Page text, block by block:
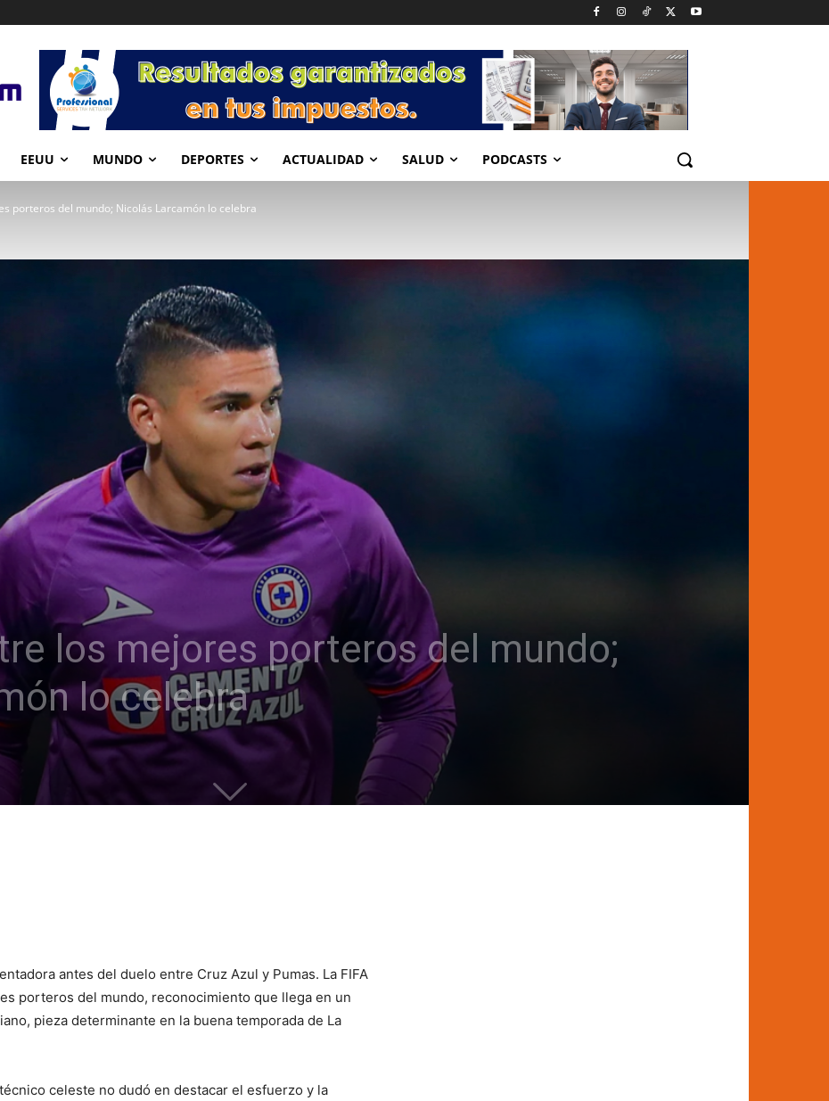
EEUU MUNDO DEPORTES ACTUALIDAD SALUD PODCASTS
porteros del mundo; Nicolás Larcamón lo celebra
los mejores porteros del mundo;
lo celebra
antes del duelo entre Cruz Azul y Pumas. La FIFA
porteros del mundo, reconocimiento que llega en un
pieza determinante en la buena temporada de La
celeste no dudó en destacar el esfuerzo y la